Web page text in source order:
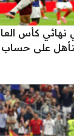
على